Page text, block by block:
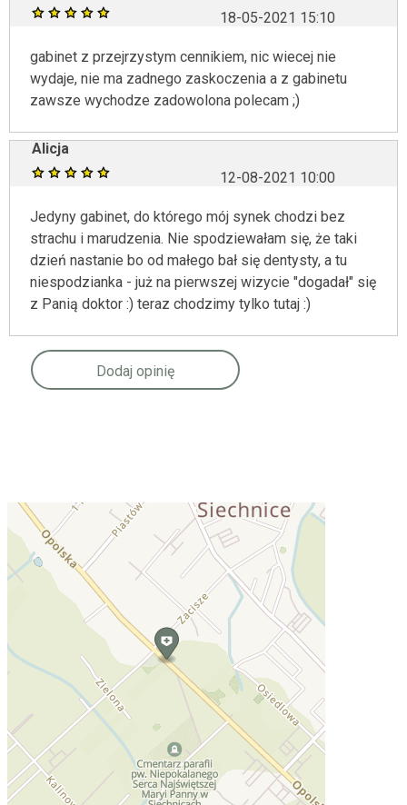
18-05-2021 15:10
gabinet z przejrzystym cennikiem, nic wiecej nie
wydaje, nie ma zadnego zaskoczenia a z gabinetu
zawsze wychodze zadowolona polecam ;)
Alicja
12-08-2021 10:00
Jedyny gabinet, do którego mój synek chodzi bez
strachu i marudzenia. Nie spodziewałam się, że taki
dzień nastanie bo od małego bał się dentysty, a tu
niespodzianka - już na pierwszej wizycie "dogadał" się
z Panią doktor :) teraz chodzimy tylko tutaj :)
Dodaj opinię